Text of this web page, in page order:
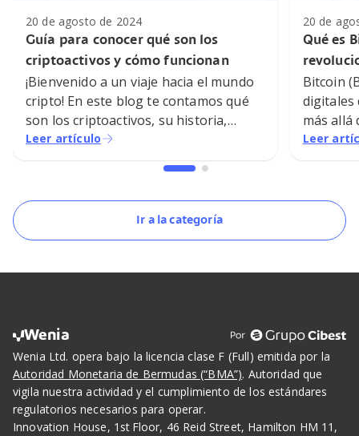
20 de agosto de 2024
Guía para conocer qué son los
criptoactivos y cómo funcionan
¡Bienvenido a un viaje hacia el mundo
cripto! En este blog te contamos qué
son los criptoactivos, su historia,
funcionamiento, razones que lo hacen
cambiando la forma en que nos
relacionamos con nuestros activos.
Leer artículo
20 de
Qué es
Bitcoin
digitales
más allá
Leer
Ir a la categoría
Wenia
Wenia Ltd. opera bajo la licencia clase F (Full) emitida por la
Autoridad Monetaria de Bermudas (“BMA”). Autoridad que
vigila nuestra actividad y el cumplimiento de los estándares
regulatorios necesarios para operar.
Innovation House, 1st Floor, 46 Reid Street, Hamilton HM 11,